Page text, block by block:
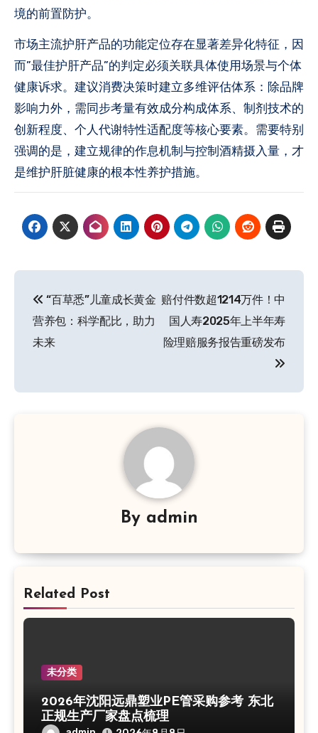
境的前置防护。
市场主流护肝产品的功能定位存在显著差异化特征，因
而”最佳护肝产品”的判定必须关联具体使用场景与个体
健康诉求。建议消费决策时建立多维评估体系：除品牌
影响力外，需同步考量有效成分构成体系、制剂技术的
创新程度、个人代谢特性适配度等核心要素。需要特别
强调的是，建立规律的作息机制与控制酒精摄入量，才
是维护肝脏健康的根本性养护措施。
章
导
“百草悉”儿童成长黄金
营养包：科学配比，助力
未来
赔付件数超1214万件！中
国人寿2025年上半年寿
险理赔服务报告重磅发布
By admin
Related Post
未分类
2026年沈阳远鼎塑业PE管采购参考 东北
正规生产厂家盘点梳理